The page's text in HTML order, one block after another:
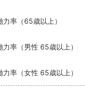
率（65歳以上）
率（男性 65歳以上）
率（女性 65歳以上）